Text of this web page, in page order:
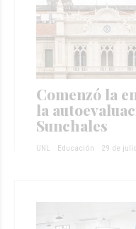
Comenzó la
la
Sunchales
UNL Educación 29 de